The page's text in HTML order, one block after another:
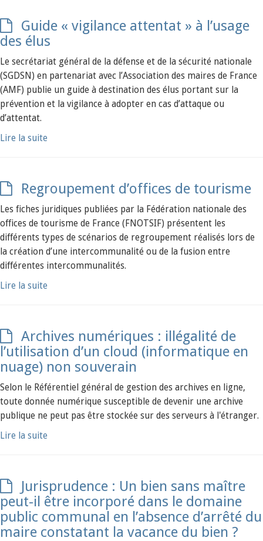
Guide « vigilance attentat » à l’usage
des élus
Le secrétariat général de la défense et de la sécurité nationale
(SGDSN) en partenariat avec l’Association des maires de France
(AMF) publie un guide à destination des élus portant sur la
prévention et la vigilance à adopter en cas d’attaque ou
d’attentat.
Lire la suite
Regroupement d’offices de tourisme
Les fiches juridiques publiées par la Fédération nationale des
offices de tourisme de France (FNOTSIF) présentent les
différents types de scénarios de regroupement réalisés lors de
la création d’une intercommunalité ou de la fusion entre
différentes intercommunalités.
Lire la suite
Archives numériques : illégalité de
l’utilisation d’un cloud (informatique en
nuage) non souverain
Selon le Référentiel général de gestion des archives en ligne,
toute donnée numérique susceptible de devenir une archive
publique ne peut pas être stockée sur des serveurs à l'étranger.
Lire la suite
Jurisprudence : Un bien sans maître
peut-il être incorporé dans le domaine
public communal en l’absence d’arrêté du
maire constatant la vacance du bien ?